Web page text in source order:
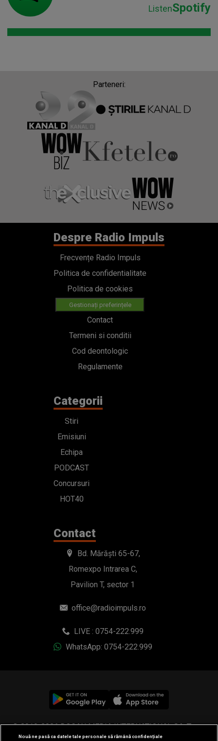
ListenSpotify
Parteneri:
Despre Radio Impuls
Frecvențe Radio Impuls
Politica de confidentialitate
Politica de cookies
Gestionați preferințele
Contact
Termeni si conditii
Cod deontologic
Regulamente
Categorii
Stiri
Emisiuni
Echipa
PODCAST
Concursuri
HOT40
Contact
Bd. Mărăști 65-67,
Romexpo Intrarea C,
Pavilion T, sector 1
office@radioimpuls.ro
LIVE : 0754-222.999
WhatsApp: 0754-222.999
© 2019-2026 DOGAN MEDIA INTERNATIONAL SA, Toate
drepturile rezervate.
Nouă ne pasă ca datele tale personale să rămână confidențiale